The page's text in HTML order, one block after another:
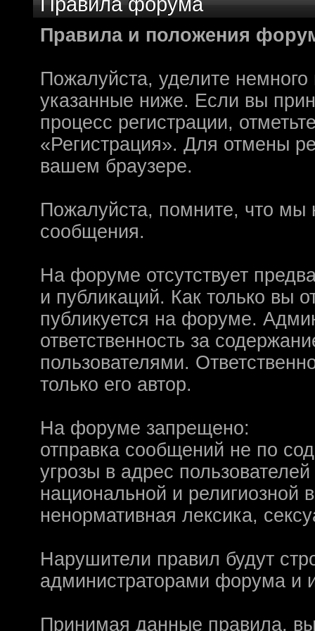
олдфаги плакали
продолжали
обсудим.
https://
Рыцарь Братства
Здравствуйте,
вам помочь? Буду
связаться с вами.
SomebodySomeone :
Привет реббя! Жду
мужеством
Помогу, чем могу,
F@Nt0M :
Надо будет как-то
другие
https://discord.gg/
F@Nt0M :
А попробуем-ка мы
Kadzicy
а ещо можна крч
трехмерны)
локации ну типа
показывать эту
F@Nt0M :
Ок. Если мы
Правила и положения
Пожалуйста, уделите
указанные ниже. Если вы
процесс регистрации,
«Регистрация». Для отмены
вашем браузере.
Пожалуйста, помните, что мы
сообщения.
На форуме отсутствует
и публикаций. Как только вы
публикуется на форуме.
ответственность за
пользователями.
только его автор.
На форуме запрещено:
отправка сообщений не по
угрозы в адрес
национальной и
ненормативная лексика,
Нарушители правил будут
администраторами форума и
Принимая данные правила,